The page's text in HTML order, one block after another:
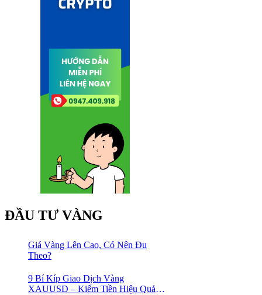
ĐẦU TƯ VÀNG
Giá Vàng Lên Cao, Có Nên Đu
Theo?
9 Bí Kíp Giao Dịch Vàng
XAUUSD – Kiếm Tiền Hiệu Quả